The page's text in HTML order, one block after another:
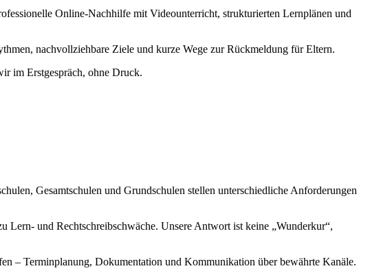
Online-Nachhilfe mit Videounterricht, strukturierten Lernplänen und
nachvollziehbare Ziele und kurze Wege zur Rückmeldung für Eltern.
im Erstgespräch, ohne Druck.
Gesamtschulen und Grundschulen stellen unterschiedliche Anforderungen
Lern- und Rechtschreibschwäche. Unsere Antwort ist keine „Wunderkur“,
– Terminplanung, Dokumentation und Kommunikation über bewährte Kanäle.